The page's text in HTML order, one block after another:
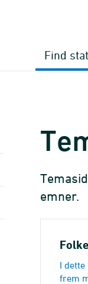
Find
emner.
I
frem